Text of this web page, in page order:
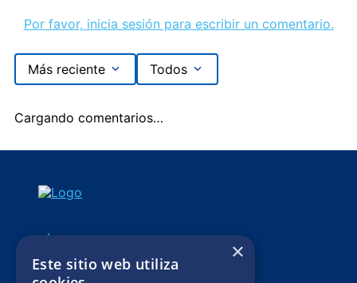
Por favor, inicia sesión para escribir un comentario.
Más reciente Todos
Cargando comentarios…
Mis pedidos
×
Este sitio web utiliza